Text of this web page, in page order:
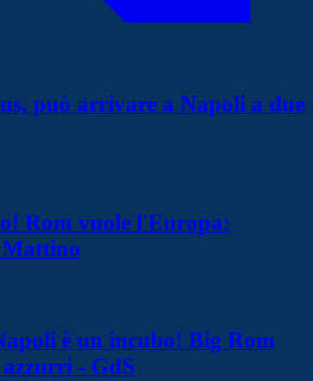
può arrivare a Napoli a due
Rom vuole l'Europa:
Mattino
è un incubo! Big Rom
- GdS